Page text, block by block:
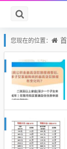
您现在的位置：